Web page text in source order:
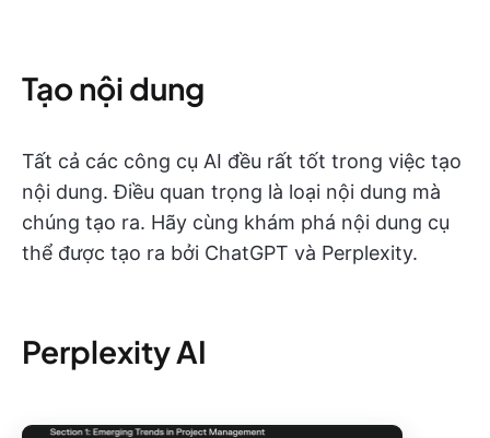
Tạo nội dung
Tất cả các công cụ AI đều rất tốt trong việc tạo
nội dung. Điều quan trọng là loại nội dung mà
chúng tạo ra. Hãy cùng khám phá nội dung cụ
thể được tạo ra bởi ChatGPT và Perplexity.
Perplexity AI